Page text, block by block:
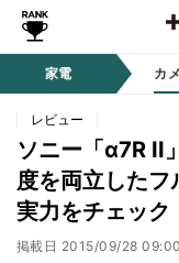
家電 カ
レビュー
ソニー「α7R II
度を両立したフ
実力をチェック
掲載日 2015/09/28 09:00